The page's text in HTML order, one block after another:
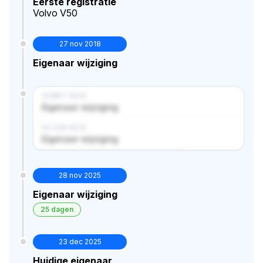
Volvo V50
27 nov 2018
Eigenaar wijziging
Eigenaar wijziging
Eigenaar wijziging
28 nov 2025
Eigenaar wijziging
25 dagen
23 dec 2025
Huidige eigenaar